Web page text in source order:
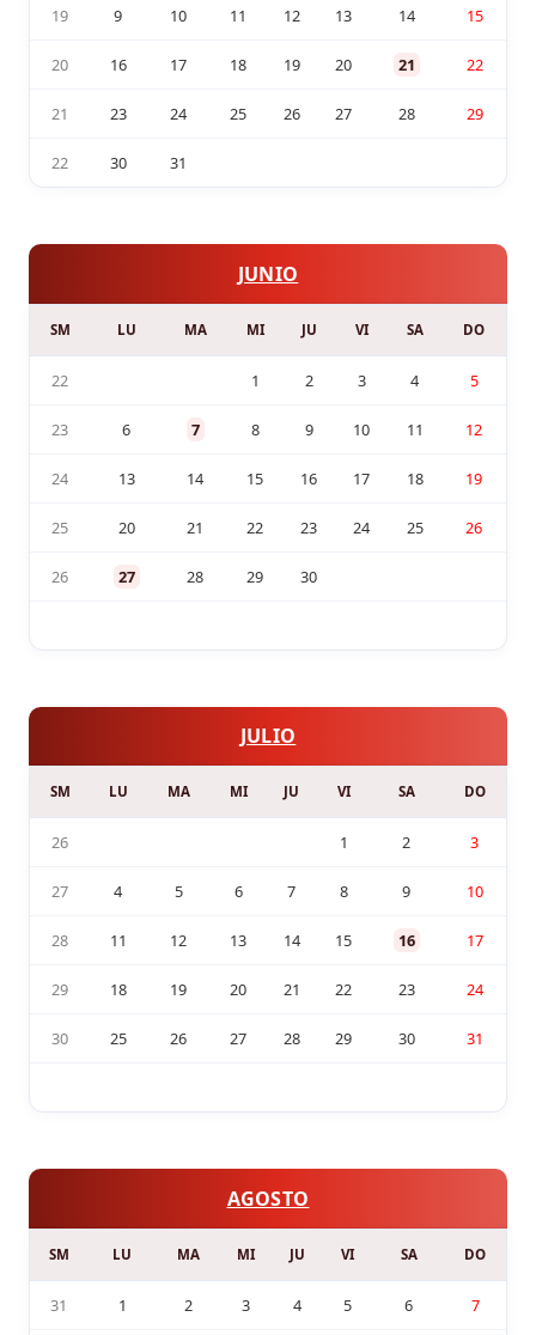
19 9 10 11 12 13 14 15
20 16 17 18 19 20 21 22
21 23 24 25 26 27 28 29
22 30 31
JUNIO
SM LU MA MI JU VI SA DO
22 1 2 3 4 5
23 6 7 8 9 10 11 12
24 13 14 15 16 17 18 19
25 20 21 22 23 24 25 26
26 27 28 29 30
JULIO
SM LU MA MI JU VI SA DO
26 1 2 3
27 4 5 6 7 8 9 10
28 11 12 13 14 15 16 17
29 18 19 20 21 22 23 24
30 25 26 27 28 29 30 31
AGOSTO
SM LU MA MI JU VI SA DO
31 1 2 3 4 5 6 7